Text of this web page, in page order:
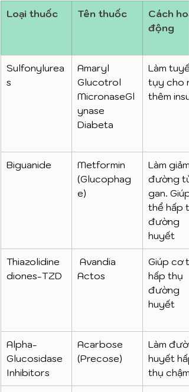
Loại thuốc Tên thuốc
Cách
động
Sulfonylurea
s
Amaryl
Glucotrol
MicronaseGl
ynase
Diabeta
Làm
tụy cho
thêm
Biguanide
Metformin
(Glucophag
e)
Làm giảm
đường
gan.
thể hấp
đường
huyết
Thiazolidine
diones-TZD
Avandia
Actos
Giúp cơ
hấp thụ
đường
huyết
Alpha-
Glucosidase
Inhibitors
Acarbose
(Precose)
Làm
huyết
thụ chậm